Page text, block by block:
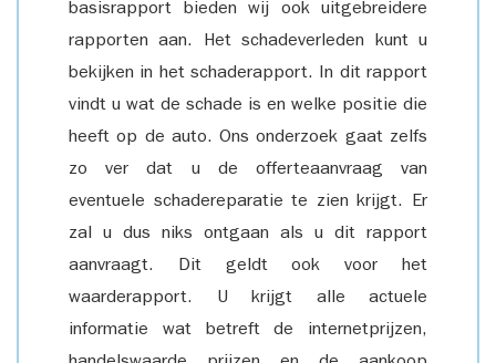
basisrapport bieden wij ook uitgebreidere
rapporten aan. Het schadeverleden kunt u
bekijken in het schaderapport. In dit rapport
vindt u wat de schade is en welke positie die
heeft op de auto. Ons onderzoek gaat zelfs
zo ver dat u de offerteaanvraag van
eventuele schadereparatie te zien krijgt. Er
zal u dus niks ontgaan als u dit rapport
aanvraagt. Dit geldt ook voor het
waarderapport. U krijgt alle actuele
informatie wat betreft de internetprijzen,